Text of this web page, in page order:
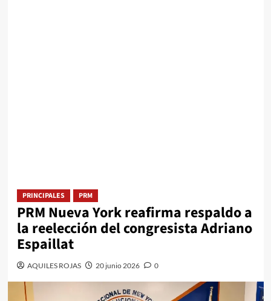
PRINCIPALES PRM
PRM Nueva York reafirma respaldo a
la reelección del congresista Adriano
Espaillat
AQUILES ROJAS 20 junio 2026 0